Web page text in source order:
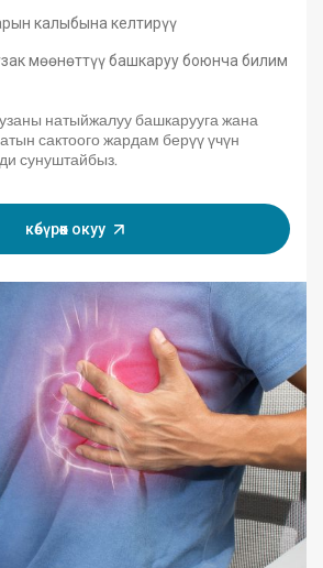
калыбына келтирүү
мөөнөттүү башкаруу боюнча билим
натыйжалуу башкарууга жана
сактоого жардам берүү үчүн
сунуштайбыз.
көбүрөөк окуу